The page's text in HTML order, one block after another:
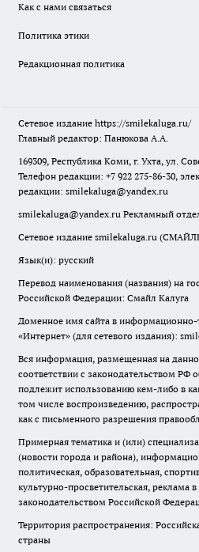
Как с нами связаться
Политика этики
Редакционная политика
Сетевое издание https://smilekaluga.ru/
Главный редактор: Панюкова А.А.
169309, Республика Коми, г. Ухта, ул.
Телефон редакции: +7 922 275-86-30,
редакции: smilekaluga@yandex.ru
smilekaluga@yandex.ru Рекламный
Сетевое издание smilekaluga.ru
Язык(и): русский
Перевод наименования (названия) на
Российской Федерации: Смайл Калуга
Доменное имя сайта в
«Интернет» (для сетевого издания):
Вся информация, размещенная на
соответствии с законодательством РФ
подлежит использованию кем-либо в
том числе воспроизведению,
как с письменного разрешения
Примерная тематика и (или)
(новости города и района),
политическая, образовательная,
культурно-просветительская, реклама в
законодательством Российской
Территория распространения:
страны